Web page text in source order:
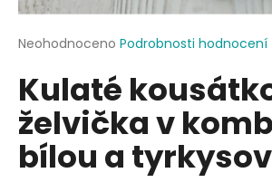
Průměrné
produktu
je
0,0
z
5
hvězdiček.
Neohodnoceno Podrobnosti hodnocení
Kulaté
želvička v
bílou a
a
j
t
?